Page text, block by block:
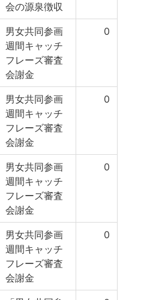
会の源泉徴収
男女共同参画
週間キャッチ
フレーズ審査
会謝金
0
男女共同参画
週間キャッチ
フレーズ審査
会謝金
0
男女共同参画
週間キャッチ
フレーズ審査
会謝金
0
男女共同参画
週間キャッチ
フレーズ審査
会謝金
0